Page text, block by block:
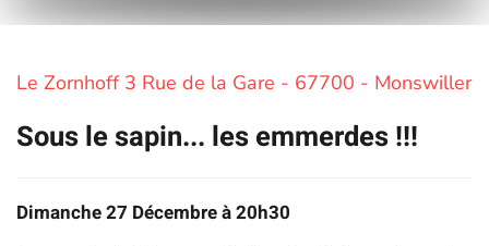
Le Zornhoff 3 Rue de la Gare - 67700 - Monswiller
Sous le sapin... les emmerdes !!!
Dimanche 27 Décembre à 20h30